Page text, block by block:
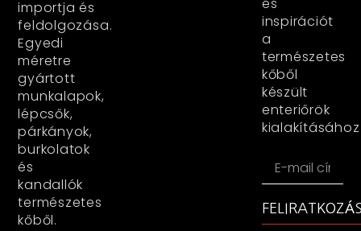
importja és
feldolgozása.
Egyedi
méretre
gyártott
munkalapok,
lépcsők,
párkányok,
burkolatok
és
kandallók
természetes
kőből.
inspirációt
a
természetes
kőből
készült
enteriőrök
kialakításához